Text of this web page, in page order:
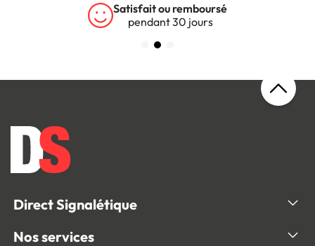
Satisfait ou remboursé
pendant 30 jours
Direct Signalétique
Nos services